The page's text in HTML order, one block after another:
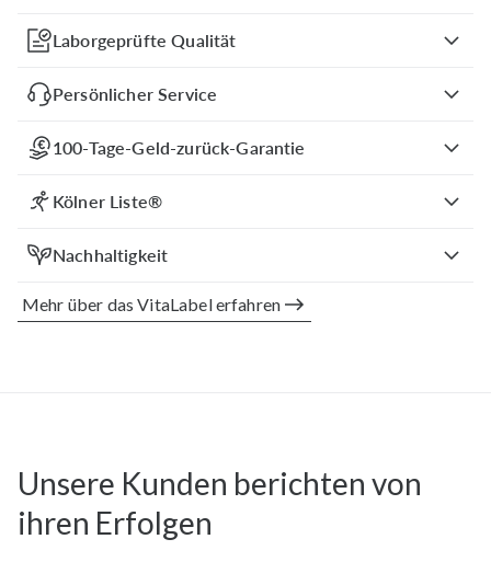
Laborgeprüfte Qualität
Persönlicher Service
100-Tage-Geld-zurück-Garantie
Kölner Liste®
Nachhaltigkeit
Mehr über das VitaLabel erfahren
Unsere Kunden berichten von
ihren Erfolgen